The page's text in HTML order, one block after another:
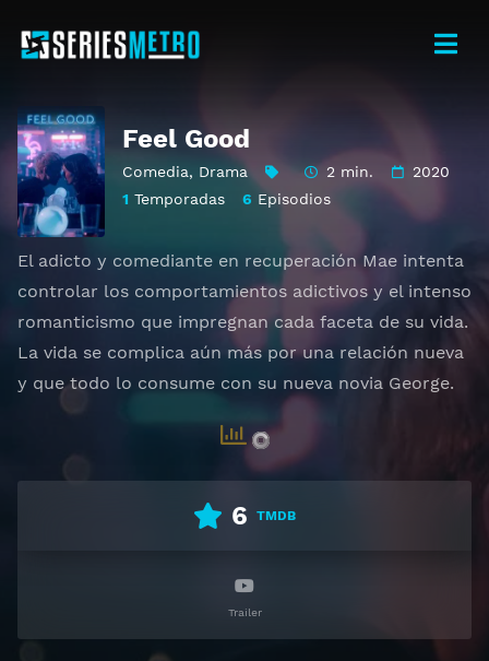
Feel Good
Comedia, Drama 2 min.
2020
1 Temporadas 6 Episodios
El adicto y comediante en recuperación Mae intenta
controlar los comportamientos adictivos y el intenso
romanticismo que impregnan cada faceta de su vida.
La vida se complica aún más por una relación nueva
y que todo lo consume con su nueva novia George.
6 TMDB
Trailer